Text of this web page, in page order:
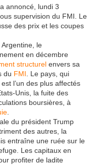
annoncé, lundi 3
supervision du FMI. Le
des prix et les coupes
le
en décembre
structurel envers sa
du FMI . Le pays, qui
, est l’un des plus affectés
Unis, la fuite des
boursières, à
du président Trump
des autres, la
entraîne une ruée sur le
Les capitaux en
profiter de ladite